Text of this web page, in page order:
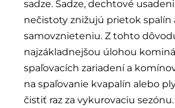
sadze. Sadze, dechtové
nečistoty znižujú prietok spalín
samovznieteniu. Z tohto
najzákladnejšou úlohou
spaľovacích zariadení a
na spaľovanie kvapalín alebo
čistiť raz za vykurovaciu